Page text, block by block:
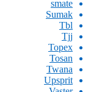
smate
Sumak
Tbl
Tjj
Topex
Tosan
Twana
Upsprit